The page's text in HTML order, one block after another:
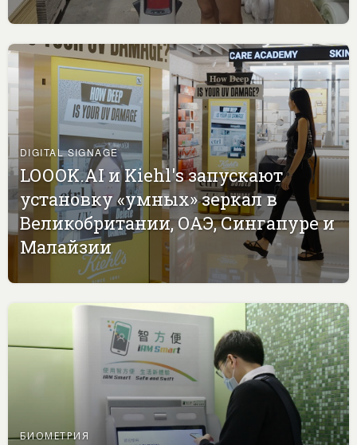
DIGITAL SIGNAGE
LOOOK.AI и Kiehl's запускают
установку «умных» зеркал в
Великобритании, ОАЭ, Сингапуре и
Малайзии
БИОМЕТРИЯ